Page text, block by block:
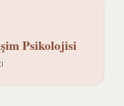
Psikolojisi